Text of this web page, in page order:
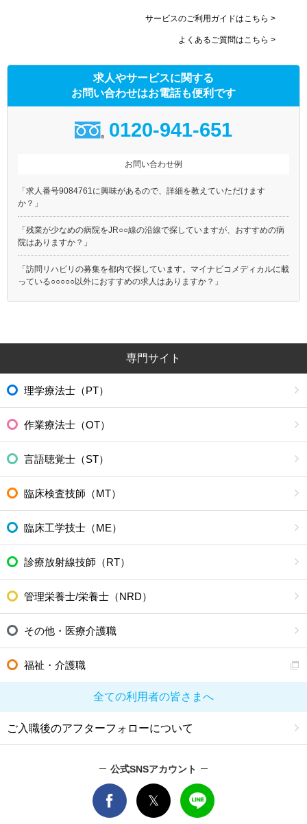
サービスのご利用ガイドはこちら >
よくあるご質問はこちら >
求人やサービスに関する
お問い合わせはお電話も便利です
0120-941-651
お問い合わせ例
「求人番号9084761に興味があるので、詳細を教えていただけます
か？」
「残業が少なめの病院をJR○○線の沿線で探していますが、おすすめの病
院はありますか？」
「訪問リハビリの募集を都内で探しています。マイナビコメディカルに載
っている○○○○○以外におすすめの求人はありますか？」
専門サイト
理学療法士（PT）
作業療法士（OT）
言語聴覚士（ST）
臨床検査技師（MT）
臨床工学技士（ME）
診療放射線技師（RT）
管理栄養士/栄養士（NRD）
その他・医療介護職
福祉・介護職
全ての利用者の皆さまへ
ご入職後のアフターフォローについて
公式SNSアカウント